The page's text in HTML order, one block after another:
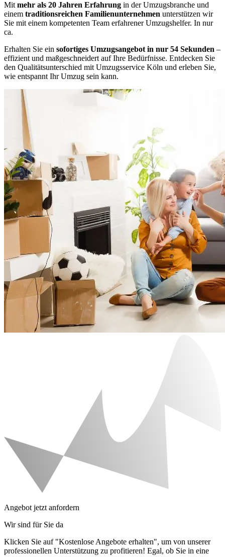
Mit mehr als 20 Jahren Erfahrung in der Umzugsbranche und
einem traditionsreichen Familienunternehmen unterstützen wir
Sie mit einem kompetenten Team erfahrener Umzugshelfer. In nur
ca.
Erhalten Sie ein sofortiges Umzugsangebot in nur 54 Sekunden –
effizient und maßgeschneidert auf Ihre Bedürfnisse. Entdecken Sie
den Qualitätsunterschied mit Umzugsservice Köln und erleben Sie,
wie entspannt Ihr Umzug sein kann.
Angebot jetzt anfordern
Wir sind für Sie da
Klicken Sie auf "Kostenlose Angebote erhalten", um von unserer
professionellen Unterstützung zu profitieren! Egal, ob Sie in eine